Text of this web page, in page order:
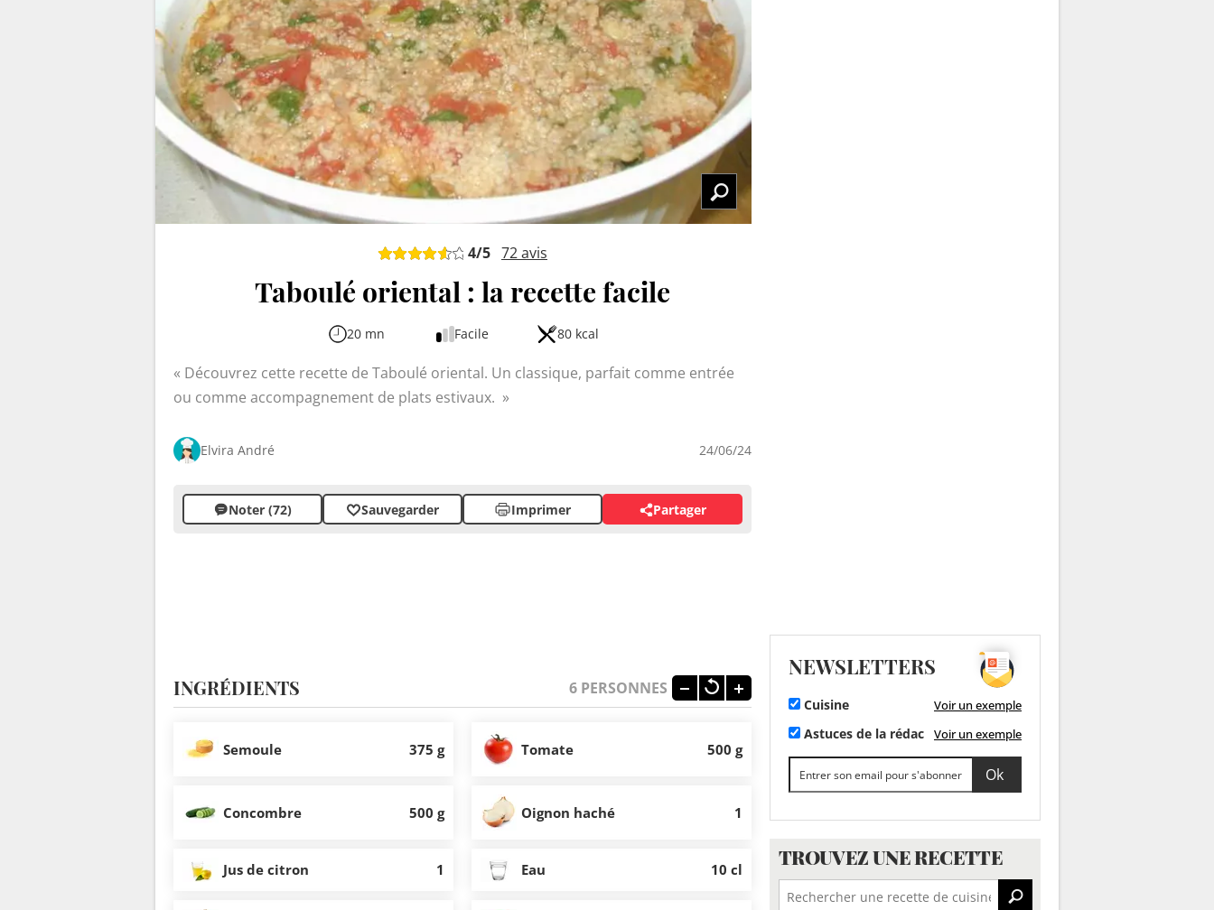
4/5 72avis
Taboulé oriental : la recette facile
20 mn Facile 80 kcal
Découvrez cette recette de Taboulé oriental. Un classique, parfait comme entrée
ou comme accompagnement de plats estivaux.
Elvira André 24/06/24
Noter (72) Sauvegarder Imprimer Partager
INGRÉDIENTS 6 PERSONNES
Semoule 375 g Tomate 500 g
Concombre 500 g Oignon haché 1
Jus de citron 1 Eau 10 cl
NEWSLETTERS
Cuisine Voir un exemple
Astuces de la rédac Voir un exemple
TROUVEZ UNE RECETTE